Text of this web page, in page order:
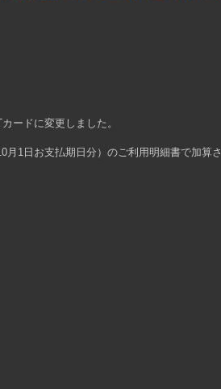
ードに変更しました。
月1日お支払期日分）のご利用明細書で加算さ